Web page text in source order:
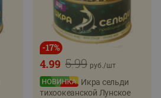
-17%
5.99
4.99 руб./шт
Икра сельди
тихоокеанской Лунское